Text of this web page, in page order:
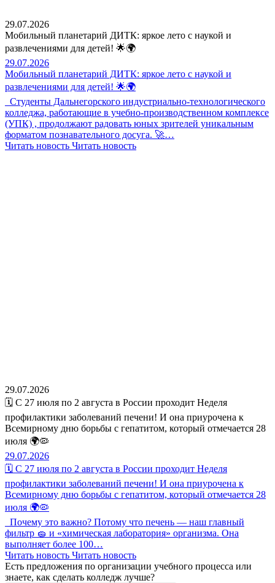
29.07.2026
Мобильный планетарий ДИТК: яркое лето с наукой и
развлечениями для детей! 🌟🌍
29.07.2026
Мобильный планетарий ДИТК: яркое лето с наукой и
развлечениями для детей! 🌟🌍
Студенты Дальнегорского индустриально-технологического
колледжа, работающие в учебно-производственном комплексе
(УПК) , продолжают радовать юных зрителей уникальным
форматом познавательного досуга. 🚀…
Читать новость Читать новость
29.07.2026
🗓️ С 27 июля по 2 августа в России проходит Неделя
профилактики заболеваний печени! И она приурочена к
Всемирному дню борьбы с гепатитом, который отмечается 28
июля 🌍🦠
29.07.2026
🗓️ С 27 июля по 2 августа в России проходит Неделя
профилактики заболеваний печени! И она приурочена к
Всемирному дню борьбы с гепатитом, который отмечается 28
июля 🌍🦠
Почему это важно? Потому что печень — наш главный
фильтр 🧽 и «химическая лаборатория» организма. Она
выполняет более 100…
Читать новость Читать новость
Есть предложения по организации учебного процесса или
знаете, как сделать колледж лучше?